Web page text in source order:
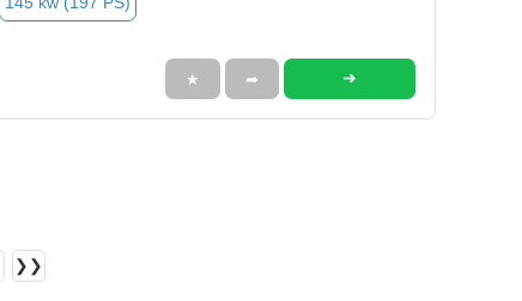
★ ➦ ➜
❯❯